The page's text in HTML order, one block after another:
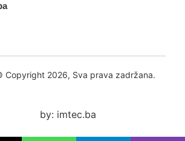
Copyright 2026, Sva prava zadržana.
by: imtec.ba